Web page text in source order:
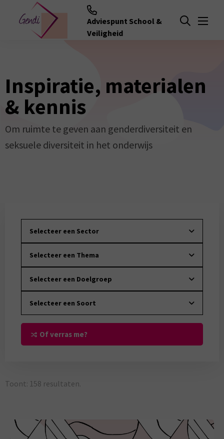
Adviespunt School &
Veiligheid
Open zoeken
Menu
Inspiratie, materialen
& kennis
Om ruimte te geven aan genderdiversiteit en
seksuele diversiteit in het onderwijs
Selecteer een Sector
Selecteer een Thema
Selecteer een Doelgroep
Selecteer een Soort
Of verras me?
Toont: 158 resultaten.